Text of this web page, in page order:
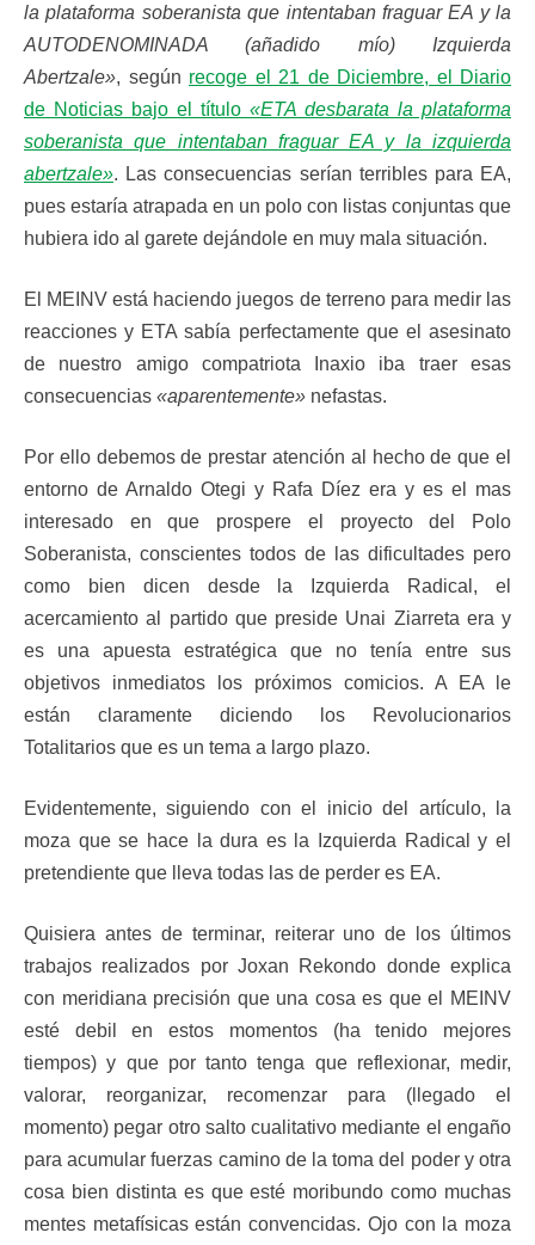
la plataforma soberanista que intentaban fraguar EA y la
AUTODENOMINADA (añadido mío) Izquierda
Abertzale», según recoge el 21 de Diciembre, el Diario
de Noticias bajo el título «ETA desbarata la plataforma
soberanista que intentaban fraguar EA y la izquierda
abertzale». Las consecuencias serían terribles para EA,
pues estaría atrapada en un polo con listas conjuntas que
hubiera ido al garete dejándole en muy mala situación.
El MEINV está haciendo juegos de terreno para medir las
reacciones y ETA sabía perfectamente que el asesinato
de nuestro amigo compatriota Inaxio iba traer esas
consecuencias «aparentemente» nefastas.
Por ello debemos de prestar atención al hecho de que el
entorno de Arnaldo Otegi y Rafa Díez era y es el mas
interesado en que prospere el proyecto del Polo
Soberanista, conscientes todos de las dificultades pero
como bien dicen desde la Izquierda Radical, el
acercamiento al partido que preside Unai Ziarreta era y
es una apuesta estratégica que no tenía entre sus
objetivos inmediatos los próximos comicios. A EA le
están claramente diciendo los Revolucionarios
Totalitarios que es un tema a largo plazo.
Evidentemente, siguiendo con el inicio del artículo, la
moza que se hace la dura es la Izquierda Radical y el
pretendiente que lleva todas las de perder es EA.
Quisiera antes de terminar, reiterar uno de los últimos
trabajos realizados por Joxan Rekondo donde explica
con meridiana precisión que una cosa es que el MEINV
esté debil en estos momentos (ha tenido mejores
tiempos) y que por tanto tenga que reflexionar, medir,
valorar, reorganizar, recomenzar para (llegado el
momento) pegar otro salto cualitativo mediante el engaño
para acumular fuerzas camino de la toma del poder y otra
cosa bien distinta es que esté moribundo como muchas
mentes metafísicas están convencidas. Ojo con la moza